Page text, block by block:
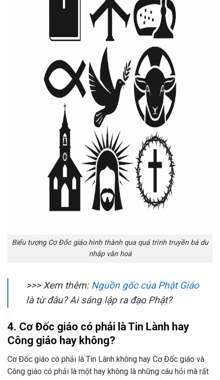
Biểu tượng Cơ Đốc giáo hình thành qua quá trình truyền bá du
nhập văn hoá
>>> Xem thêm: Nguồn gốc của Phật Giáo
là từ đâu? Ai sáng lập ra đạo Phật?
4. Cơ Đốc giáo có phải là Tin Lành hay
Công giáo hay không?
Cơ Đốc giáo có phải là Tin Lành không hay Cơ Đốc giáo và
Công giáo có phải là một hay không là những câu hỏi mà rất